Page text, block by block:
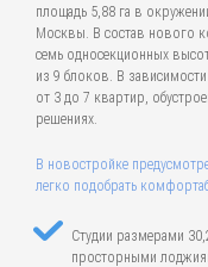
площадь 5,88 га в
Москвы. В состав нового
семь односекционных
из 9 блоков. В зависимости
от 3 до 7 квартир,
решениях.
В новостройке
легко подобрать
Студии размерами
просторными